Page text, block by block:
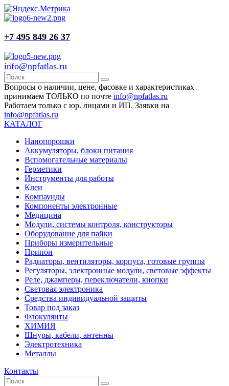
+7 495 849 26 37
info@npfatlas.ru
Вопросы о наличии, цене, фасовке и характеристиках
принимаем ТОЛЬКО по почте info@npfatlas.ru
Работаем только с юр. лицами и ИП. Заявки на
info@npfatlas.ru
КАТАЛОГ
Нанопорошки
Аккумуляторы, блоки питания
Вспомогательные материалы
Герметики
Инструменты для работы
Клеи
Компаунды
Компоненты электронные
Медицина
Модули, системы контроля, конструкторы
Оборудование для пайки
Приборы измерительные
Припои
Радиаторы, вентиляторы, корпуса, готовые группы
Регуляторы, электронные модули, световые эффекты
Реле, джамперы, переключатели, кнопки
Световая электроника
Средства индивидуальной защиты
Товар под заказ
Флокулянты
ХИМИЯ
Шнуры, кабели, антенны
Электротехника
Металлы
Контакты